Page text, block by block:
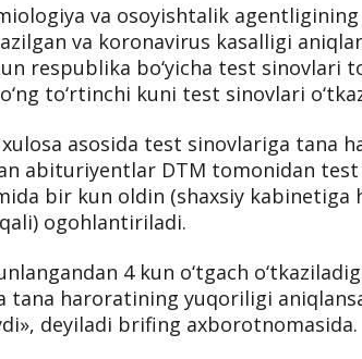
va osoyishtalik
va koronavirus kasalligi
respublika bo‘yicha test sinovlari
to‘rtinchi kuni test sinovlari
xulosa asosida test sinovlariga tana
abituriyentlar DTM tomonidan test
bir kun oldin (shaxsiy kabinetiga
ogohlantiriladi.
4 kun o‘tgach
tana haroratining yuqoriligi
deyiladi brifing axborotnomasida.